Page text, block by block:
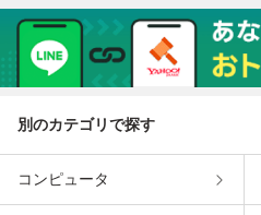
別のカテゴリで探す
コンピュータ